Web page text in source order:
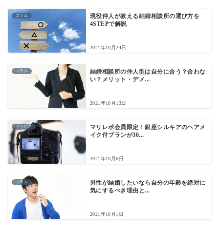
コラム
現役仲人が教える結婚相談所の選び方を
4STEPで解説
2021年10月24日
コラム
結婚相談所の仲人型は自分に合う？合わな
い？メリット・デメ...
2021年10月13日
サービス
マリレポ会員限定！銀座シルキアのヘアメ
イク付プランが30...
2021年10月6日
コラム
男性が結婚したいなら自分の年齢を絶対に
気にするべき理由と...
2021年10月1日